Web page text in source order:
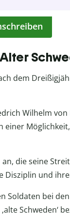
dem
Wilhelm
die seine
Disziplin und
Soldaten bei
Schweden‘